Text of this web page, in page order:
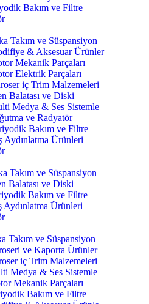
Bakım ve Filtre
Takım ve Süspansiyon
& Aksesuar Ürünler
Mekanik Parçaları
Elektrik Parçaları
iç Trim Malzemeleri
Balatası ve Diski
Medya & Ses Sistemle
ve Radyatör
Bakım ve Filtre
Aydınlatma Ürünleri
Takım ve Süspansiyon
Balatası ve Diski
Bakım ve Filtre
Aydınlatma Ürünleri
Takım ve Süspansiyon
ve Kaporta Ürünler
iç Trim Malzemeleri
Medya & Ses Sistemle
Mekanik Parçaları
Bakım ve Filtre